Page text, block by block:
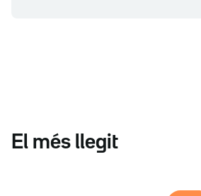
El més llegit